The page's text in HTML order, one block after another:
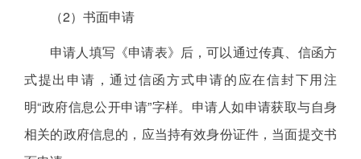
（2）书面申请
申请人填写《申请表》后，可以通过传真、信函方
式提出申请，通过信函方式申请的应在信封下用注
明“政府信息公开申请”字样。申请人如申请获取与自身
相关的政府信息的，应当持有效身份证件，当面提交书